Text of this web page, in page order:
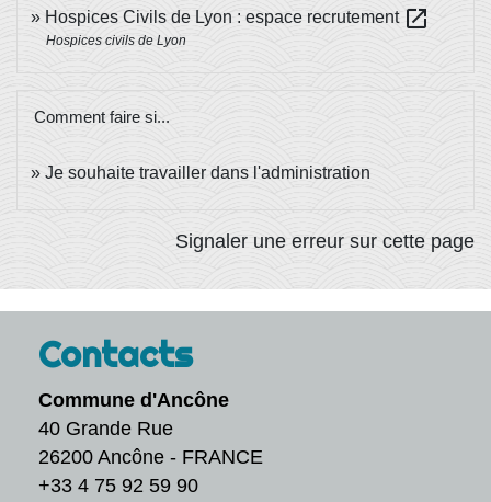
Hospices Civils de Lyon : espace recrutement open_in_new
Hospices civils de Lyon
Comment faire si...
Je souhaite travailler dans l'administration
Signaler une erreur sur cette page
Contacts
Commune d'Ancône
40 Grande Rue
26200 Ancône - FRANCE
+33 4 75 92 59 90